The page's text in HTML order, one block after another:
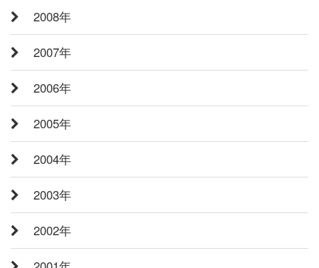
2008年
2007年
2006年
2005年
2004年
2003年
2002年